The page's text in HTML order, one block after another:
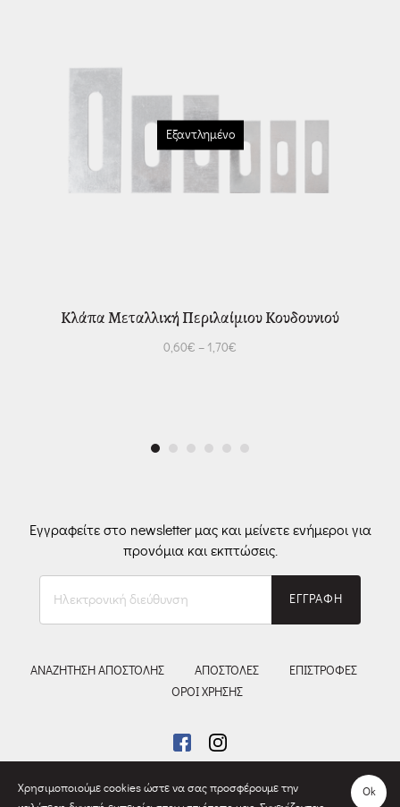
Εξαντλημένο
Κλάπα Μεταλλική Περιλαίμιου Κουδουνιού
0,60€ – 1,70€
Εγγραφείτε στο newsletter μας και μείνετε ενήμεροι για
προνόμια και εκπτώσεις.
ΕΓΓΡΑΦΗ
ΑΝΑΖΗΤΗΣΗ ΑΠΟΣΤΟΛΗΣ ΑΠΟΣΤΟΛΕΣ
ΕΠΙΣΤΡΟΦΕΣ
ΟΡΟΙ ΧΡΗΣΗΣ
Χρησιμοποιούμε cookies ώστε να σας προσφέρουμε την
Ok